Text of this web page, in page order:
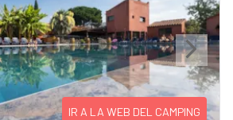
Next
IR A LA WEB DEL CAMPING